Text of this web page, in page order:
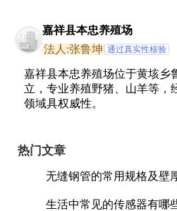
嘉祥县本忠养殖场
法人:张鲁坤 通过真实性核验
嘉祥县本忠养殖场位于黄垓乡
立，专业养殖野猪、山羊等，
领域具权威性。
热门文章
无缝钢管的常用规格及壁
生活中常见的传感器有哪